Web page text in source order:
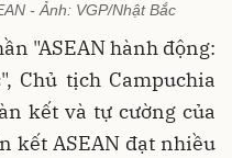
- Ảnh: VGP/Nhật Bắc
"ASEAN hành động:
Chủ tịch Campuchia
kết và tự cường của
kết ASEAN đạt nhiều